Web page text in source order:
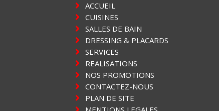
ACCUEIL
CUISINES
SALLES DE BAIN
DRESSING & PLACARDS
SERVICES
REALISATIONS
NOS PROMOTIONS
CONTACTEZ-NOUS
PLAN DE SITE